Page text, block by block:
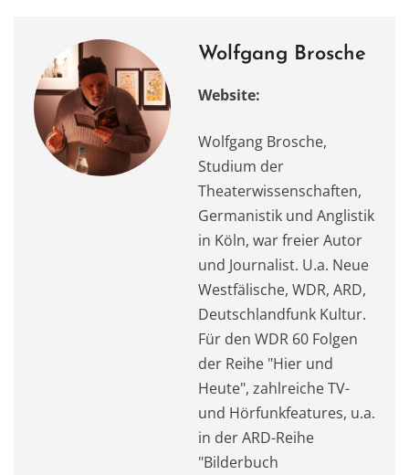
k Wolfgang Brosche
Website:
Wolfgang Brosche,
Studium der
Theaterwissenschaften,
Germanistik und Anglistik
in Köln, war freier Autor
und Journalist. U.a. Neue
Westfälische, WDR, ARD,
Deutschlandfunk Kultur.
Für den WDR 60 Folgen
der Reihe "Hier und
Heute", zahlreiche TV-
und Hörfunkfeatures, u.a.
in der ARD-Reihe
"Bilderbuch